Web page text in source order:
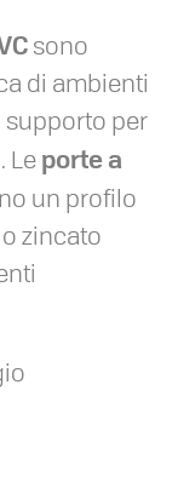
sono
di ambienti
per
Leporte a
un profilo
zincato